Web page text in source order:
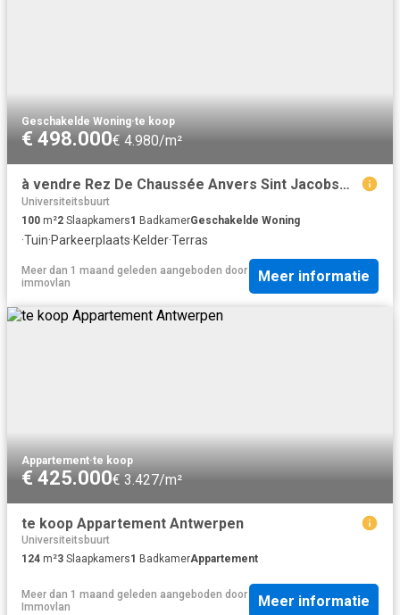
Geschakelde Woning·te koop
€ 498.000€ 4.980/m²
à vendre Rez De Chaussée Anvers Sint Jacobsmarkt
Universiteitsbuurt
100 m²2 Slaapkamers1 BadkamerGeschakelde Woning
·Tuin·Parkeerplaats·Kelder·Terras
Meer dan 1 maand geleden aangeboden door
immovlan
Meer informatie
Appartement·te koop
€ 425.000€ 3.427/m²
te koop Appartement Antwerpen
Universiteitsbuurt
124 m²3 Slaapkamers1 BadkamerAppartement
Meer dan 1 maand geleden aangeboden door
Immovlan
Meer informatie